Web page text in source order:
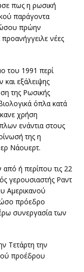
πως η ρωσική
παράγοντα
πρώην
νέες
του 1991 περί
εξάλειψης
της Ρωσικής
όπλα κατά
χρήση
ενάντια στους
της η
Νάουερτ.
ή περίπου τις 22
γερουσιαστής Ραντ
Αμερικανού
πρόεδρο
συνεργασία των
Τετάρτη την
προέδρου